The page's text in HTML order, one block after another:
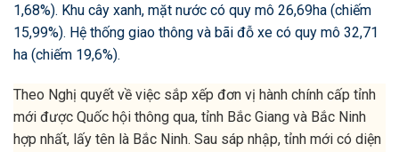
1,68%). Khu cây xanh, mặt nước có quy mô 26,69ha (chiếm
15,99%). Hệ thống giao thông và bãi đỗ xe có quy mô 32,71
ha (chiếm 19,6%).
Theo Nghị quyết về việc sắp xếp đơn vị hành chính cấp tỉnh
mới được Quốc hội thông qua, tỉnh Bắc Giang và Bắc Ninh
hợp nhất, lấy tên là Bắc Ninh. Sau sáp nhập, tỉnh mới có diện